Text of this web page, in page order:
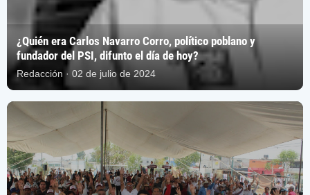
¿Quién era Carlos Navarro Corro, político poblano y
fundador del PSI, difunto el día de hoy?
Redacción · 02 de julio de 2024